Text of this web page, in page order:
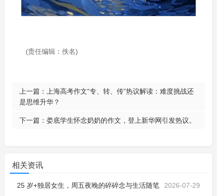
(责任编辑：佚名)
上一篇：
上海高考作文“专、转、传”热议解读：难度挑战还
是思维升华？
下一篇： 娄底学生怀念奶奶的作文，登上新华网引发热议。
相关资讯
2026-07-29
25 岁+独居女生，周五夜晚的碎碎念与生活随笔